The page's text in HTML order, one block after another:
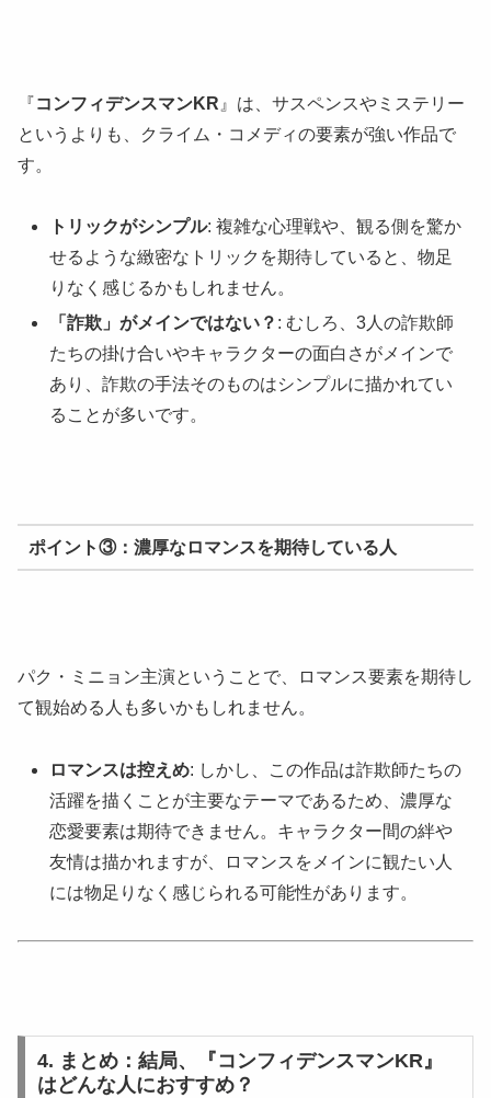
『コンフィデンスマンKR 』は、サスペンスやミステリー
というよりも、クライム・コメディの要素が強い作品で
す。
トリックがシンプル: 複雑な心理戦や、観る側を驚か
せるような緻密なトリックを期待していると、物足
りなく感じるかもしれません。
「詐欺」がメインではない？ : むしろ、3人の詐欺師
たちの掛け合いやキャラクターの面白さがメインで
あり、詐欺の手法そのものはシンプルに描かれてい
ることが多いです。
ポイント③：濃厚なロマンスを期待している人
パク・ミニョン主演ということで、ロマンス要素を期待し
て観始める人も多いかもしれません。
ロマンスは控えめ: しかし、この作品は詐欺師たちの
活躍を描くことが主要なテーマであるため、濃厚な
恋愛要素は期待できません。キャラクター間の絆や
友情は描かれますが、ロマンスをメインに観たい人
には物足りなく感じられる可能性があります。
4. まとめ：結局、『コンフィデンスマンKR』
はどんな人におすすめ？